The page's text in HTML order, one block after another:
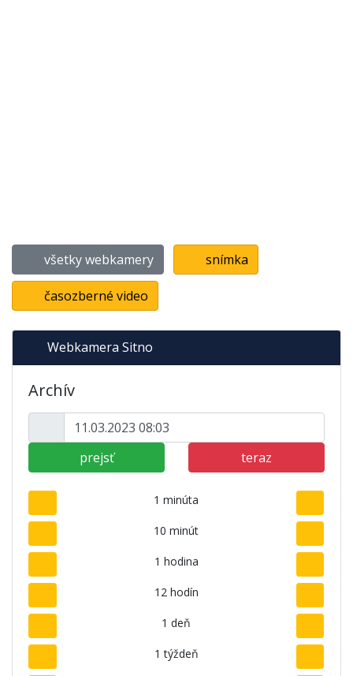
všetky webkamery snímka
časozberné video
Webkamera Sitno
Archív
prejsť teraz
1 minúta
10 minút
1 hodina
12 hodín
1 deň
1 týždeň